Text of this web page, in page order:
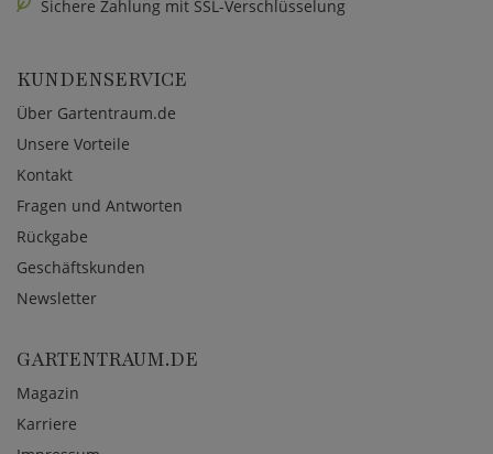
Sichere Zahlung mit SSL-Verschlüsselung
KUNDENSERVICE
Über Gartentraum.de
Unsere Vorteile
Kontakt
Fragen und Antworten
Rückgabe
Geschäftskunden
Newsletter
GARTENTRAUM.DE
Magazin
Karriere